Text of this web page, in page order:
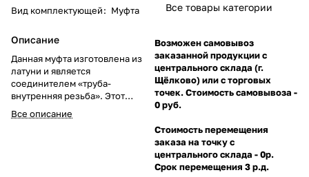
Вид комплектующей: Муфта
Описание
Данная муфта изготовлена из
латуни и является
соединителем «труба-
внутренняя резьба». Этот
соединитель используется для
простой и быстрой установки
Все описание
Все товары категории
Возможен самовывоз
заказанной продукции с
центрального склада (г.
Щёлково) или с торговых
точек. Стоимость самовывоза -
0 руб.
Стоимость перемещения
заказа на точку с
центрального склада - 0р.
Срок перемещения 3 р.д.